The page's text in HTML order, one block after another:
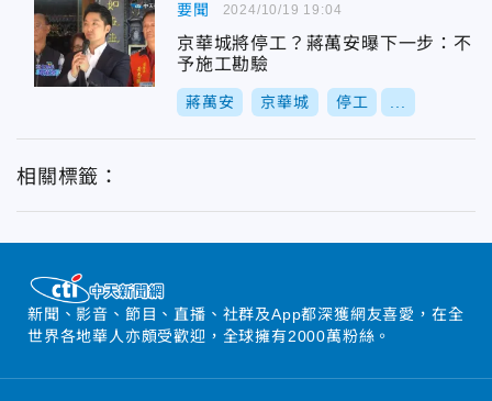
要聞
京華城將停工？蔣萬安曝下一步：不
予施工勘驗
蔣萬安 京華城 停工
2024/10/19 19:04
相關標籤：
新聞、影音、節目、直播、社群及App都深獲網友喜愛，在全
世界各地華人亦頗受歡迎，全球擁有2000萬粉絲。